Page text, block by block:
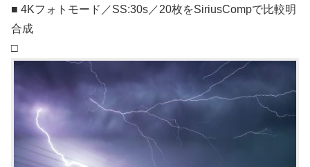
■ 4Kフォトモード／SS:30s／20枚をSiriusCompで比較明
合成
□